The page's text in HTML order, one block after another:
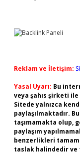
Reklam ve İletişim:
Yasal Uyarı: Bu
veya şahıs şirketi
Sitede yalnızca
paylaşılmaktadır.
taşımamakta olup,
paylaşım
benzerlikleri
taslak halindedir ve